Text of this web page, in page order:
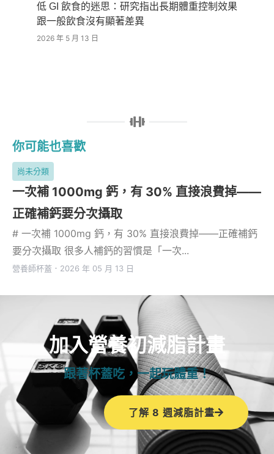
低 GI 飲食的迷思：研究指出長期體重控制效果
跟一般飲食沒有顯著差異
2026 年 5 月 13 日
你可能也喜歡
尚未分類
一次補 1000mg 鈣，有 30% 直接浪費掉——
正確補鈣要分次攝取
# 一次補 1000mg 鈣，有 30% 直接浪費掉——正確補鈣
要分次攝取 很多人補鈣的習慣是「一次...
營養師杯蓋 ． 2026 年 05 月 13 日
加入營養初減脂計畫
跟著杯蓋吃，一起玩體重！
了解 8 週減脂計畫